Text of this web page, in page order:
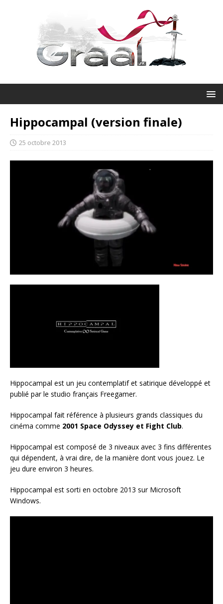
Hippocampal (version finale)
25 octobre 2013
Hippocampal est un jeu contemplatif et satirique développé et
publié par le studio français Freegamer.
Hippocampal fait référence à plusieurs grands classiques du
cinéma comme 2001 Space Odyssey et Fight Club.
Hippocampal est composé de 3 niveaux avec 3 fins différentes
qui dépendent, à vrai dire, de la manière dont vous jouez. Le
jeu dure environ 3 heures.
Hippocampal est sorti en octobre 2013 sur Microsoft
Windows.